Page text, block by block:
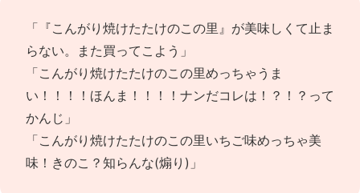
「『こんがり焼けたたけのこの里』が美味しくて止ま
らない。また買ってこよう」
「こんがり焼けたたけのこの里めっちゃうま
い！！！！ほんま！！！！ナンだコレは！？！？って
かんじ」
「こんがり焼けたたけのこの里いちご味めっちゃ美
味！きのこ？知らんな(煽り)」